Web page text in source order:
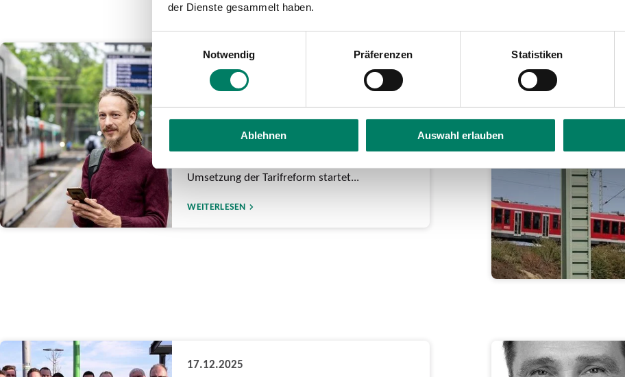
der Dienste gesammelt haben.
Notwendig
Präferenzen Statistiken
Ablehnen Auswahl erlauben
19.12.2025
Das ändert sich zum
Jahreswechsel für die
Fahrgäste im VRS
Umsetzung der Tarifreform startet...
WEITERLESEN
17.12.2025